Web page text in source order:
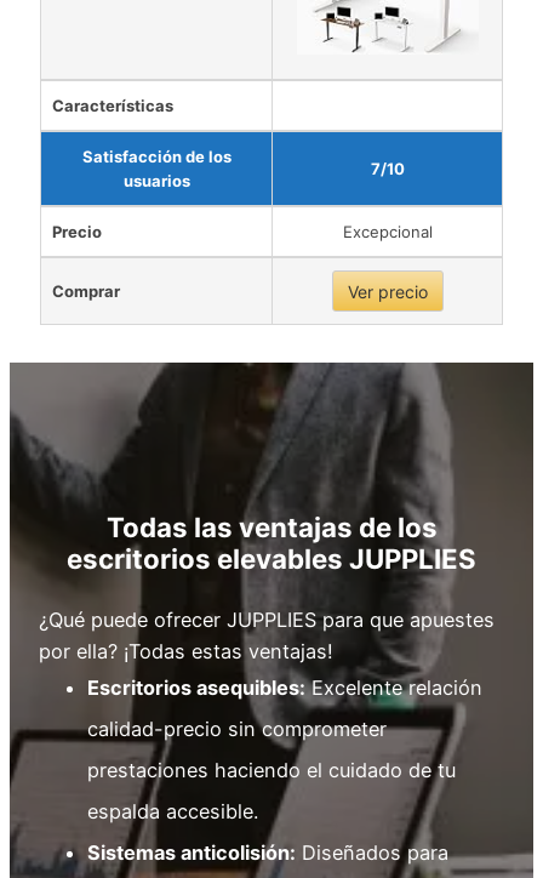
Características
Satisfacción de los
usuarios
7/10
Precio Excepcional
Comprar Ver precio
Todas las ventajas de los
escritorios elevables JUPPLIES
¿Qué puede ofrecer JUPPLIES para que apuestes
por ella? ¡Todas estas ventajas!
Escritorios asequibles:Excelente relación
calidad-precio sin comprometer
prestaciones haciendo el cuidado de tu
espalda accesible.
Sistemas anticolisión: Diseñados para